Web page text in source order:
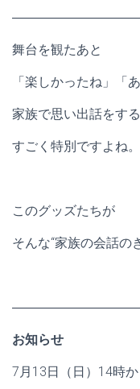
舞台を観たあと
「楽しかったね」「
家族で思い出話をす
すごく特別ですよね。
このグッズたちが
そんな“家族の会話の
お知らせ
7月13日（日）14時